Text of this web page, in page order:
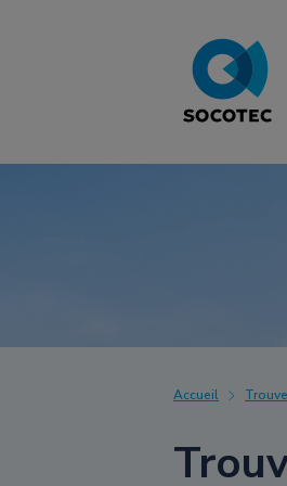
Accueil